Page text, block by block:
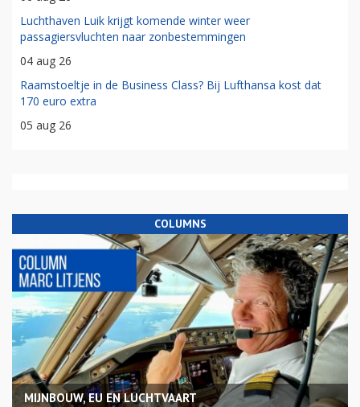
Luchthaven Luik krijgt komende winter weer
passagiersvluchten naar zonbestemmingen
04 aug 26
Raamstoeltje in de Business Class? Bij Lufthansa kost dat
170 euro extra
05 aug 26
COLUMNS
MIJNBOUW, EU EN LUCHTVAART